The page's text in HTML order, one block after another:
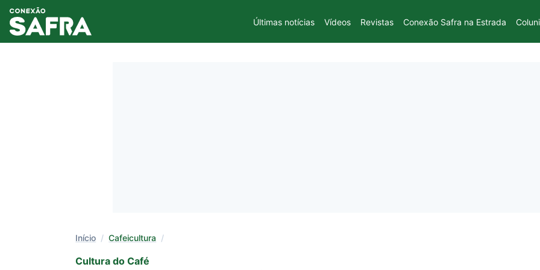
Últimas notícias Vídeos Revistas Conexão Safra na Estrada
Início /Cafeicultura /
Cultura do Café